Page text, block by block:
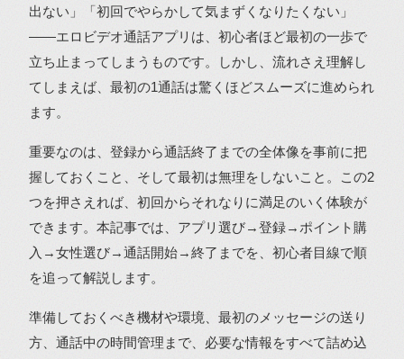
出ない」「初回でやらかして気まずくなりたくない」
――エロビデオ通話アプリは、初心者ほど最初の一歩で
立ち止まってしまうものです。しかし、流れさえ理解し
てしまえば、最初の1通話は驚くほどスムーズに進められ
ます。
重要なのは、登録から通話終了までの全体像を事前に把
握しておくこと、そして最初は無理をしないこと。この2
つを押さえれば、初回からそれなりに満足のいく体験が
できます。本記事では、アプリ選び→登録→ポイント購
入→女性選び→通話開始→終了までを、初心者目線で順
を追って解説します。
準備しておくべき機材や環境、最初のメッセージの送り
方、通話中の時間管理まで、必要な情報をすべて詰め込